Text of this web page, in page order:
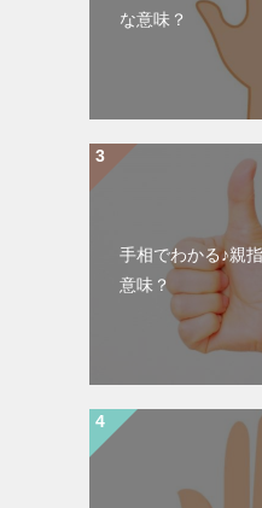
な意味？
手相でわかる♪親
意味？